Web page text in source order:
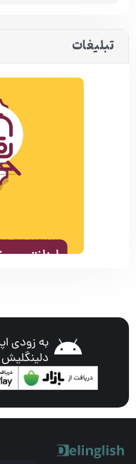
تبلیغات
به زودی
دلینگلیش